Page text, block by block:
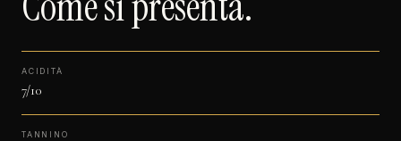
ACIDITÀ
7/10
TANNINO